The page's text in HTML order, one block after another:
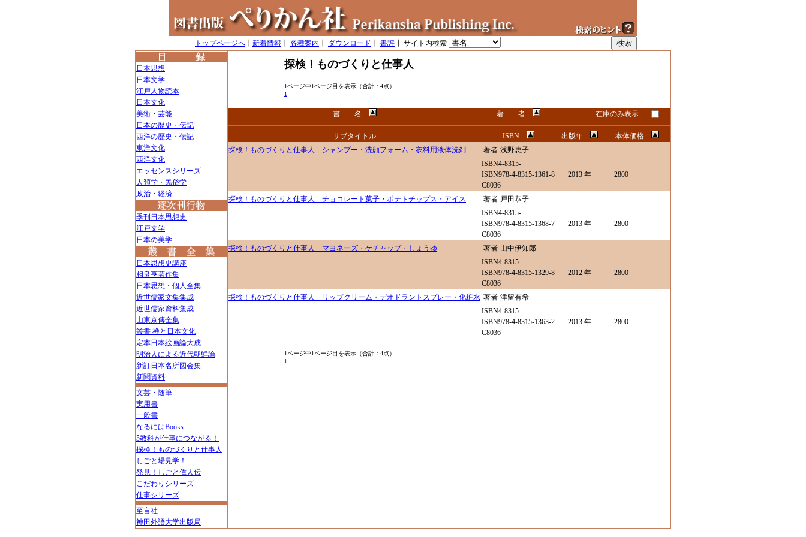
トップページへ 新着情報 各種案内 ダウンロード 書評 ┃ サイト内検索
日本思想
日本文学
江戸人物読本
日本文化
美術・芸能
日本の歴史・伝記
西洋の歴史・伝記
東洋文化
西洋文化
エッセンスシリーズ
人類学・民俗学
政治・経済
季刊日本思想史
江戸文学
日本の美学
日本思想史講座
相良亨著作集
日本思想・個人全集
近世儒家文集集成
近世儒家資料集成
山東京傳全集
叢書 禅と日本文化
定本日本絵画論大成
明治人による近代朝鮮論
新訂日本名所図会集
新聞資料
文芸・随筆
実用書
一般書
なるにはBooks
5教科が仕事につながる！
探検！ものづくりと仕事人
しごと場見学！
発見！しごと偉人伝
こだわりシリーズ
仕事シリーズ
至言社
神田外語大学出版局
探検！ものづくりと仕事人
1ページ中1ページ目を表示（合計：4点）
1
書 名 著 者 在庫のみ表示
サブタイトル ISBN 出版年
本体価格
探検！ものづくりと仕事人 シャンプー・洗顔フォーム・衣料用液体洗剤
著者 浅野恵子
ISBN4-8315-
ISBN978-4-8315-1361-8
C8036
2013 年 2800
探検！ものづくりと仕事人 チョコレート菓子・ポテトチップス・アイス 著者 戸田恭子
ISBN4-8315-
ISBN978-4-8315-1368-7
C8036
2013 年 2800
探検！ものづくりと仕事人 マヨネーズ・ケチャップ・しょうゆ 著者 山中伊知郎
ISBN4-8315-
ISBN978-4-8315-1329-8
C8036
2012 年 2800
探検！ものづくりと仕事人 リップクリーム・デオドラントスプレー・化粧水 著者 津留有希
ISBN4-8315-
ISBN978-4-8315-1363-2
C8036
2013 年 2800
1ページ中1ページ目を表示（合計：4点）
1